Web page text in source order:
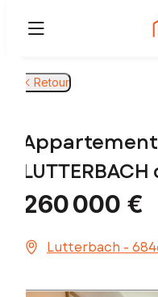
Retour
260 000 €
Lutterbach -